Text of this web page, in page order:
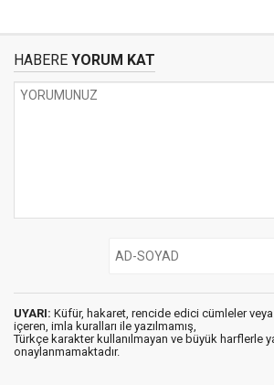
HABERE YORUM KAT
UYARI: Küfür, hakaret, rencide edici cümleler veya
içeren, imla kuralları ile yazılmamış,
Türkçe karakter kullanılmayan ve büyük harflerle
onaylanmamaktadır.